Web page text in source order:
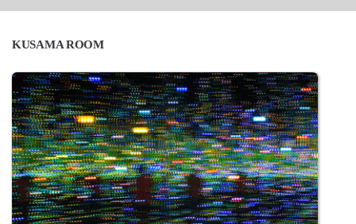
KUSAMA ROOM